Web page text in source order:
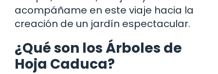
acompáñame en este viaje hacia la
creación de un jardín espectacular.
¿Qué son los Árboles de
Hoja Caduca?